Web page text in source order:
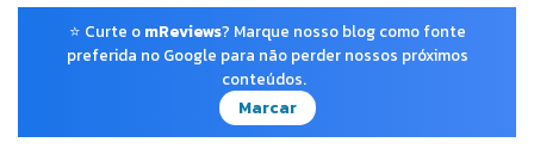
⭐ Curte o mReviews? Marque nosso blog como fonte
preferida no Google para não perder nossos próximos
conteúdos.
Marcar